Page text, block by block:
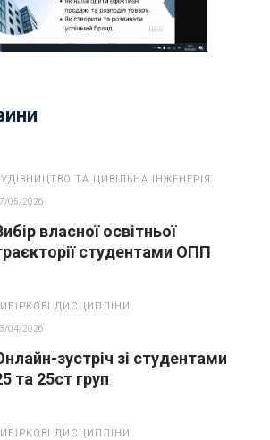
ТА ЦИВІЛЬНА ІНЖЕНЕРІЯ
05/2026
власної освітньої
студентами ОПП
ДИСЦИПЛІНИ
04/2026
зустріч зі студентами
та 25ст груп
ДИСЦИПЛІНИ